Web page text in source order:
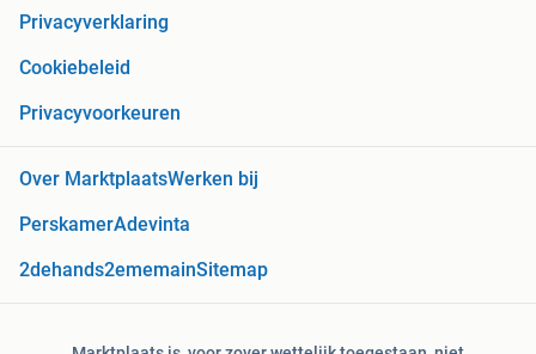
Privacyverklaring
Cookiebeleid
Privacyvoorkeuren
Over MarktplaatsWerken bij
PerskamerAdevinta
2dehands2ememainSitemap